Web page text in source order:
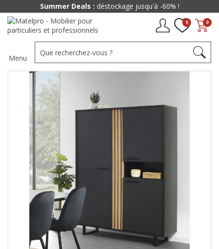
0
0
Menu
Summer Deals : déstockage jusqu'à -60% !